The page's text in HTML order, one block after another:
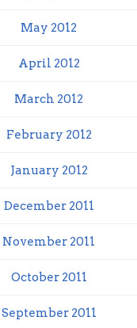
May 2012
April 2012
March 2012
February 2012
January 2012
December 2011
November 2011
October 2011
September 2011